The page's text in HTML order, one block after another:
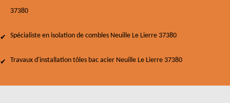
37380
Spécialiste en isolation de combles Neuille Le Lierre 37380
Travaux d'installation tôles bac acier Neuille Le Lierre 37380